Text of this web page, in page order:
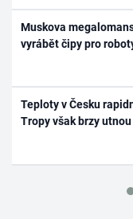
Muskova
vyrábět čipy pro
Teploty v Česku
Tropy však brzy